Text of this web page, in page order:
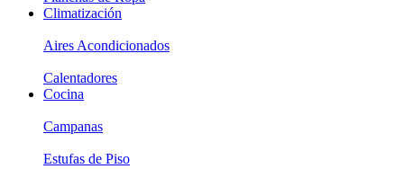
Climatización
Aires Acondicionados
Calentadores
Cocina
Campanas
Estufas de Piso